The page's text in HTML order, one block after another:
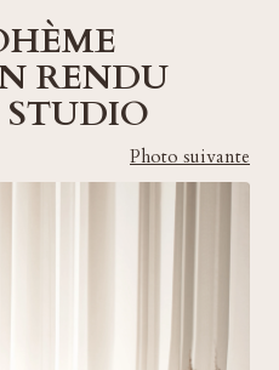
RENDU
Photo suivante